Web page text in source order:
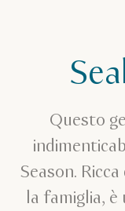
Questo
Season.
la famiglia, è